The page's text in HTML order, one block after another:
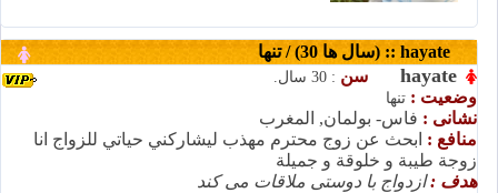
hayate :: (سال ها 30) / تنها
hayate سن : 30 سال.
وضعیت : تنها
نشانی : فاس- بولمان, المغرب
منافع : ابحث عن زوج محترم مهذب ليشاركني حياتي للزواج انا
زوجة طيبة و خلوقة و جميلة
هدف :ازدواج با دوستی ملاقات می کند